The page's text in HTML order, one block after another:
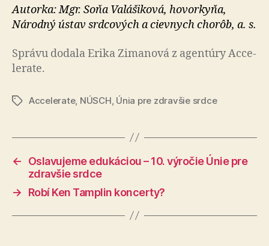
Autorka: Mgr. Soňa Valášiková, hovorkyňa,
Národný ústav srdcových a cievnych chorôb, a. s.
Správu dodala Erika Zimanová z agen­tú­ry Acce­
le­rate.
ZnačkyAccelerate, NÚSCH Únia pre zdravšie srdce
←
Oslavujeme edukáciou – 10. výročie Únie pre
zdravšie srdce
→
Robí Ken Tamplin koncerty?